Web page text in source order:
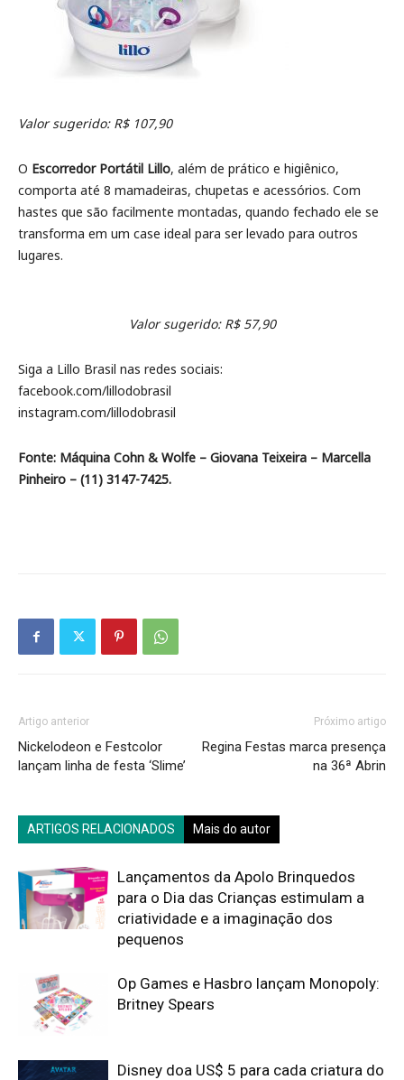
Valor sugerido: R$ 107,90
O Escorredor Portátil Lillo, além de prático e higiênico,
comporta até 8 mamadeiras, chupetas e acessórios. Com
hastes que são facilmente montadas, quando fechado ele se
transforma em um case ideal para ser levado para outros
lugares.
Valor sugerido: R$ 57,90
Siga a Lillo Brasil nas redes sociais:
facebook.com/lillodobrasil
instagram.com/lillodobrasil
Fonte: Máquina Cohn & Wolfe – Giovana Teixeira – Marcella
Pinheiro – (11) 3147-7425.
Artigo anterior
Nickelodeon e Festcolor
lançam linha de festa ‘Slime’
Próximo artigo
Regina Festas marca presença
na 36ª Abrin
ARTIGOS RELACIONADOS Mais do autor
Lançamentos da Apolo Brinquedos
para o Dia das Crianças estimulam a
criatividade e a imaginação dos
pequenos
Op Games e Hasbro lançam Monopoly:
Britney Spears
Disney doa US$ 5 para cada criatura do